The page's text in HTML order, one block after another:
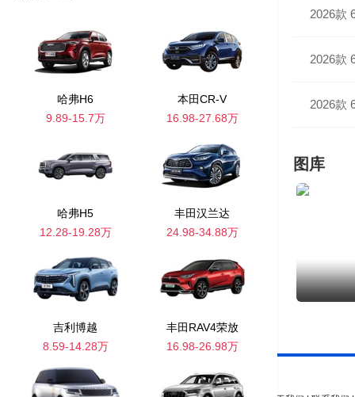
哈弗H6
9.89-15.7万
本田CR-V
16.98-27.68万
哈弗H5
12.28-19.28万
丰田汉兰达
24.98-34.88万
吉利博越
8.59-14.28万
丰田RAV4荣放
16.98-26.98万
2026款
2026款
2026款
图库